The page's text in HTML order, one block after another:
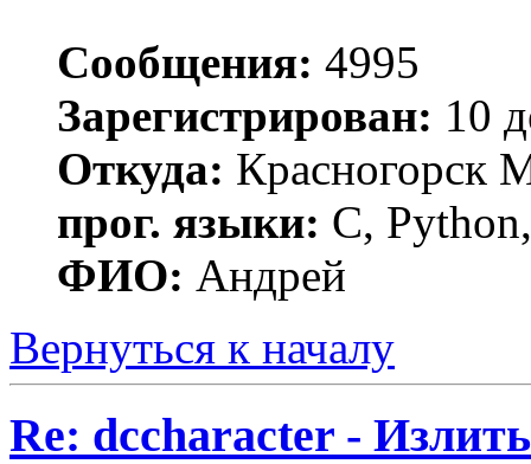
Сообщения: 4995
Зарегистрирован: 10
Откуда: Красногорск
прог. языки: C,
ФИО: Андрей
Вернуться к началу
Re: dccharacter -